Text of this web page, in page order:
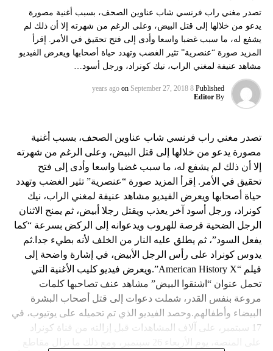
تصدر مغني راب فرنسي شاب عناوين الصحف، بسبب أغنية مصورة
يدعو من خلالها إلى قتل البيض، وعلى الرغم من شهرته إلا أن ذلك لم
يشفع له، ما سبب غضبا واسعا وأدى إلى فتح تحقيق في الأمر. إقرأ
المزيد صورة “عنصرية” تثير الغضب وتهدد حياة أصحابها ويعرض الفيديو
مشاهد عنيفة لمغني الراب، نيك كونراد، ورجل أسود…
Published
8 years ago
on September 27, 2018
By
Editor
تصدر مغني راب فرنسي شاب عناوين الصحف، بسبب أغنية
مصورة يدعو من خلالها إلى قتل البيض، وعلى الرغم من شهرته
إلا أن ذلك لم يشفع له، ما سبب غضبا واسعا وأدى إلى فتح
تحقيق في الأمر. إقرأ المزيد صورة “عنصرية” تثير الغضب وتهدد
حياة أصحابها ويعرض الفيديو مشاهد عنيفة لمغني الراب، نيك
كونراد، ورجل أسود آخر يعذب ويقتل رجلا أبيض، ثم يمنح الاثنان
الرجل الضحية فرصة للهروب ويدعوانه إلى الركض بسرعة “كما
يفعل السود”، ثم يطلق عليه النار من الخلف لأنه بطيء جدا.ثم
يدوس كونراد على رأس الرجل الأبيض، في إشارة واضحة إلى
فيلم “American History X”.ويعرض فيديو كليب الأغنية التي
تحمل عنوان “اشنقوا البيض” مشاهد عنف تصاحبها كلمات
مروعة بنفس القدر، شملت دعوات إلى قتل أصحاب البشرة
البيضاء وأطفالهم.وحصد الفيديو الذي تم تحميله على يوتيوب، في
17 سبتمبر، على آلاف المشاهدات قبل إزالته من قناة كونراد